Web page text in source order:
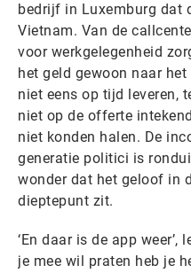
bedrijf in Luxemburg dat
Vietnam. Van de
voor werkgelegenheid
het geld gewoon naar
niet eens op tijd leveren,
niet op de offerte
niet konden halen. De
generatie politici is
wonder dat het geloof in
dieptepunt zit.
‘En daar is de app
je mee wil praten heb je